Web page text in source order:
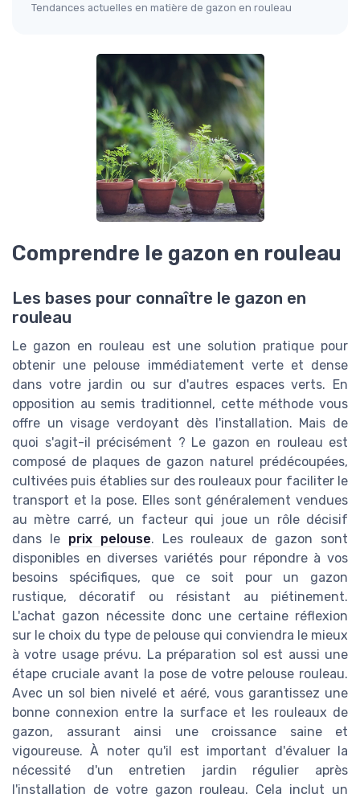
Tendances actuelles en matière de gazon en rouleau
Comprendre le gazon en rouleau
Les bases pour connaître le gazon en
rouleau
Le gazon en rouleau est une solution pratique pour
obtenir une pelouse immédiatement verte et dense
dans votre jardin ou sur d'autres espaces verts. En
opposition au semis traditionnel, cette méthode vous
offre un visage verdoyant dès l'installation. Mais de
quoi s'agit-il précisément ? Le gazon en rouleau est
composé de plaques de gazon naturel prédécoupées,
cultivées puis établies sur des rouleaux pour faciliter le
transport et la pose. Elles sont généralement vendues
au mètre carré, un facteur qui joue un rôle décisif
dans le prix pelouse. Les rouleaux de gazon sont
disponibles en diverses variétés pour répondre à vos
besoins spécifiques, que ce soit pour un gazon
rustique, décoratif ou résistant au piétinement.
L'achat gazon nécessite donc une certaine réflexion
sur le choix du type de pelouse qui conviendra le mieux
à votre usage prévu. La préparation sol est aussi une
étape cruciale avant la pose de votre pelouse rouleau.
Avec un sol bien nivelé et aéré, vous garantissez une
bonne connexion entre la surface et les rouleaux de
gazon, assurant ainsi une croissance saine et
vigoureuse. À noter qu'il est important d'évaluer la
nécessité d'un entretien jardin régulier après
l'installation de votre gazon rouleau. Cela inclut un